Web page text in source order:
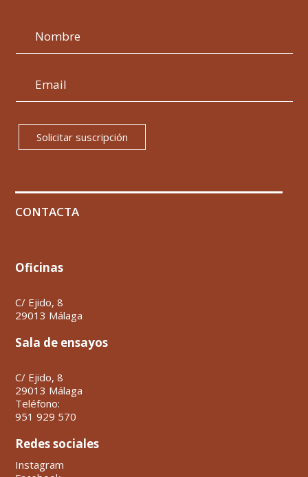
Solicitar suscripción
CONTACTA
Oficinas
C/ Ejido, 8
29013 Málaga
Sala de ensayos
C/ Ejido, 8
29013 Málaga
Teléfono:
951 929 570
Redes sociales
Instagram